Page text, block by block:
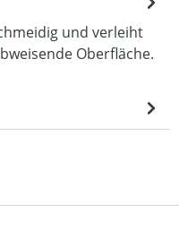
und verleiht
Oberfläche.